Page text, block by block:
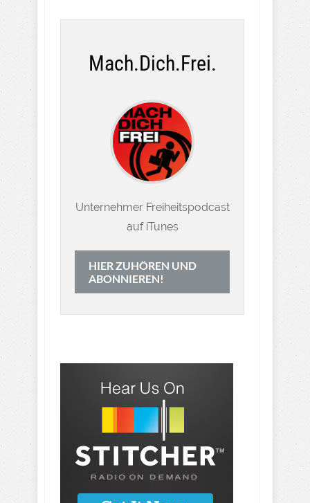
Mach.Dich.Frei.
Unternehmer Freiheitspodcast
auf iTunes
HIER ZUHÖREN UND
ABONNIEREN!